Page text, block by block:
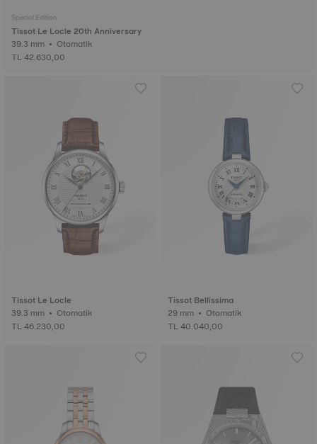
Special Edition
Tissot Le Locle 20th Anniversary
39.3 mm • Otomatik
TL 42.630,00
Tissot Le Locle
39.3 mm • Otomatik
TL 46.230,00
Tissot Bellissima
29 mm • Otomatik
TL 40.040,00